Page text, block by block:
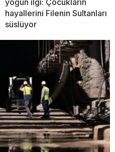
hayallerini Filenin Sultanları
süslüyor